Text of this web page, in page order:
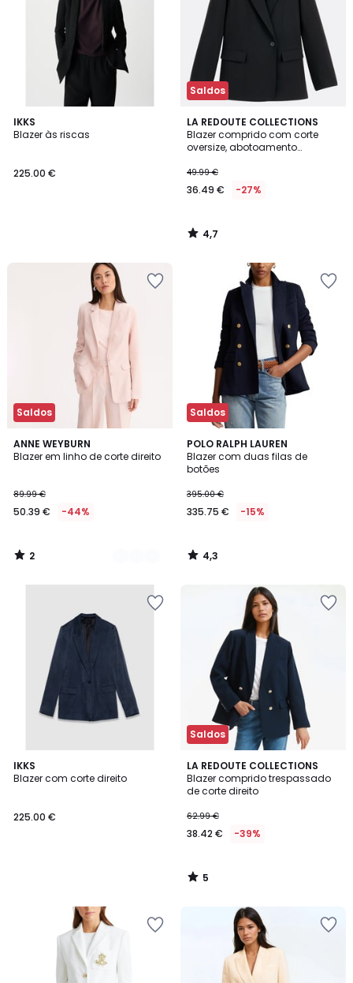
IKKS
Blazer às riscas
225.00 €
Saldos
LA REDOUTE COLLECTIONS
Blazer comprido com corte
oversize, abotoamento
49.99 €
36.49 € -27%
4,7
/ 5
4,7
/
Saldos
ANNE WEYBURN
Blazer em linho de corte direito
89.99 €
50.39 € -44%
2
/
3
Cores
2
/
Saldos
POLO RALPH LAUREN
Blazer com duas filas de
botões
395.00 €
335.75 € -15%
4,3
/ 5
4,3
/
IKKS
Blazer com corte direito
225.00 €
Saldos
LA REDOUTE COLLECTIONS
Blazer comprido trespassado
de corte direito
62.99 €
38.42 € -39%
5
/
5
5
/